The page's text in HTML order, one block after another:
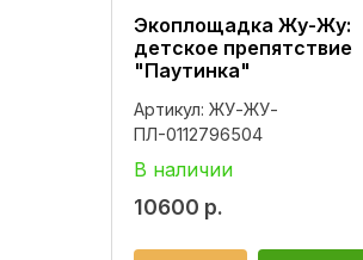
Экоплощадка Жу-Жу:
детское препятствие
"Паутинка"
Артикул: ЖУ-ЖУ-
ПЛ-0112796504
В наличии
10600 р.